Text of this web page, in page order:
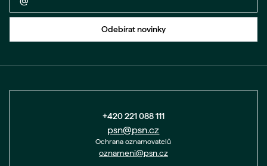
Zpět na formulář
Odebírat novinky
+420 221 088 111
psn@psn.cz
Ochrana oznamovatelů
oznameni@psn.cz